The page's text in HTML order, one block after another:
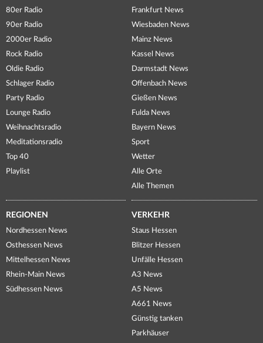
80er Radio
90er Radio
2000er Radio
Rock Radio
Oldie Radio
Schlager Radio
Party Radio
Lounge Radio
Weihnachtsradio
Meditationsradio
Top 40
Playlist
Frankfurt News
Wiesbaden News
Mainz News
Kassel News
Darmstadt News
Offenbach News
Gießen News
Fulda News
Bayern News
Sport
Wetter
Alle Orte
Alle Themen
REGIONEN
Nordhessen News
Osthessen News
Mittelhessen News
Rhein-Main News
Südhessen News
VERKEHR
Staus Hessen
Blitzer Hessen
Unfälle Hessen
A3 News
A5 News
A661 News
Günstig tanken
Parkhäuser